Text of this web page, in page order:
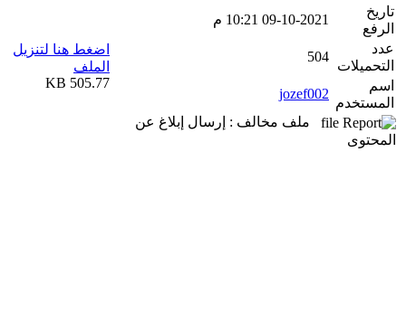
تاريخ
الرفع
09-10-2021 10:21 م
عدد
التحميلات
504
اسم
المستخدم
jozef002
ملف مخالف : إرسال إبلاغ عن
المحتوى
اضغط هنا لتنزيل
الملف
505.77 KB